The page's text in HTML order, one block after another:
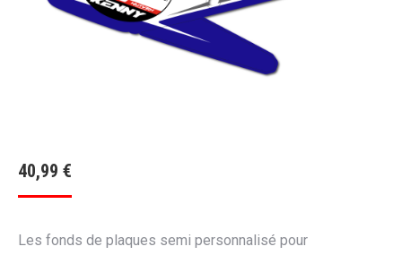
40,99 €
Les fonds de plaques semi personnalisé pour